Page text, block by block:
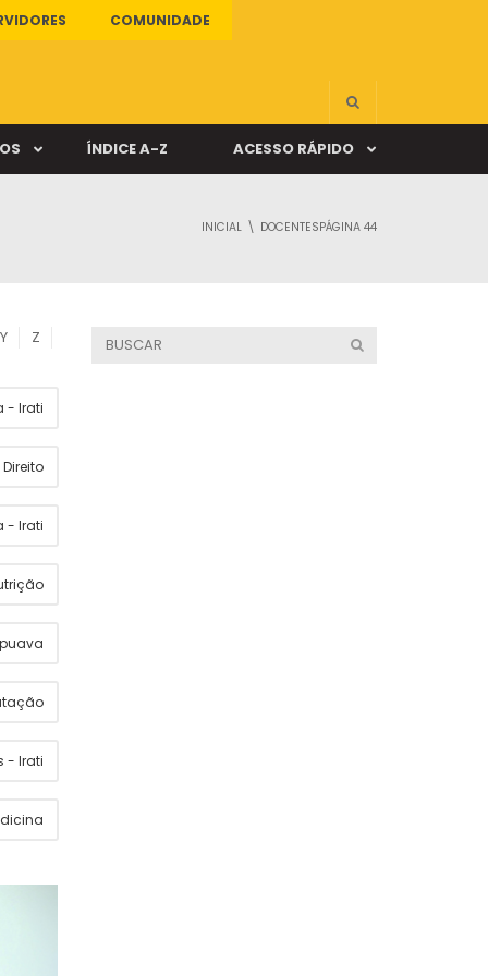
COMUNIDADE
ÍNDICE A-Z ACESSO RÁPIDO
INICIAL DOCENTESPÁGINA 44
Y Z
- Irati
Direito
- Irati
- Irati